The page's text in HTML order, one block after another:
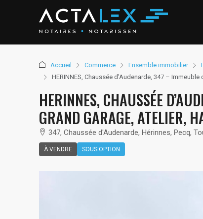
Accueil Commerce Ensemble immobilier
HERINNES, Chaussée d’Audenarde, 347 –
HERINNES, CHAUSSÉE
GRAND GARAGE, ATELIER,
347, Chaussée d'Audenarde, Hérinnes, Pecq,
À VENDRE SOUS OPTION